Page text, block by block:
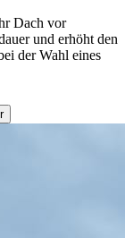
Dach vor
und erhöht den
der Wahl eines